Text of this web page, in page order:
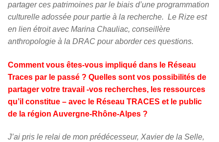
partager ces patrimoines par le biais d’une programmation
culturelle adossée pour partie à la recherche. Le Rize est
en lien étroit avec Marina Chauliac, conseillère
anthropologie à la DRAC pour aborder ces questions.
Comment vous êtes-vous impliqué dans le Réseau
Traces par le passé ? Quelles sont vos possibilités de
partager votre travail -vos recherches, les ressources
qu’il constitue – avec le Réseau TRACES et le public
de la région Auvergne-Rhône-Alpes ?
J’ai pris le relai de mon prédécesseur, Xavier de la Selle,